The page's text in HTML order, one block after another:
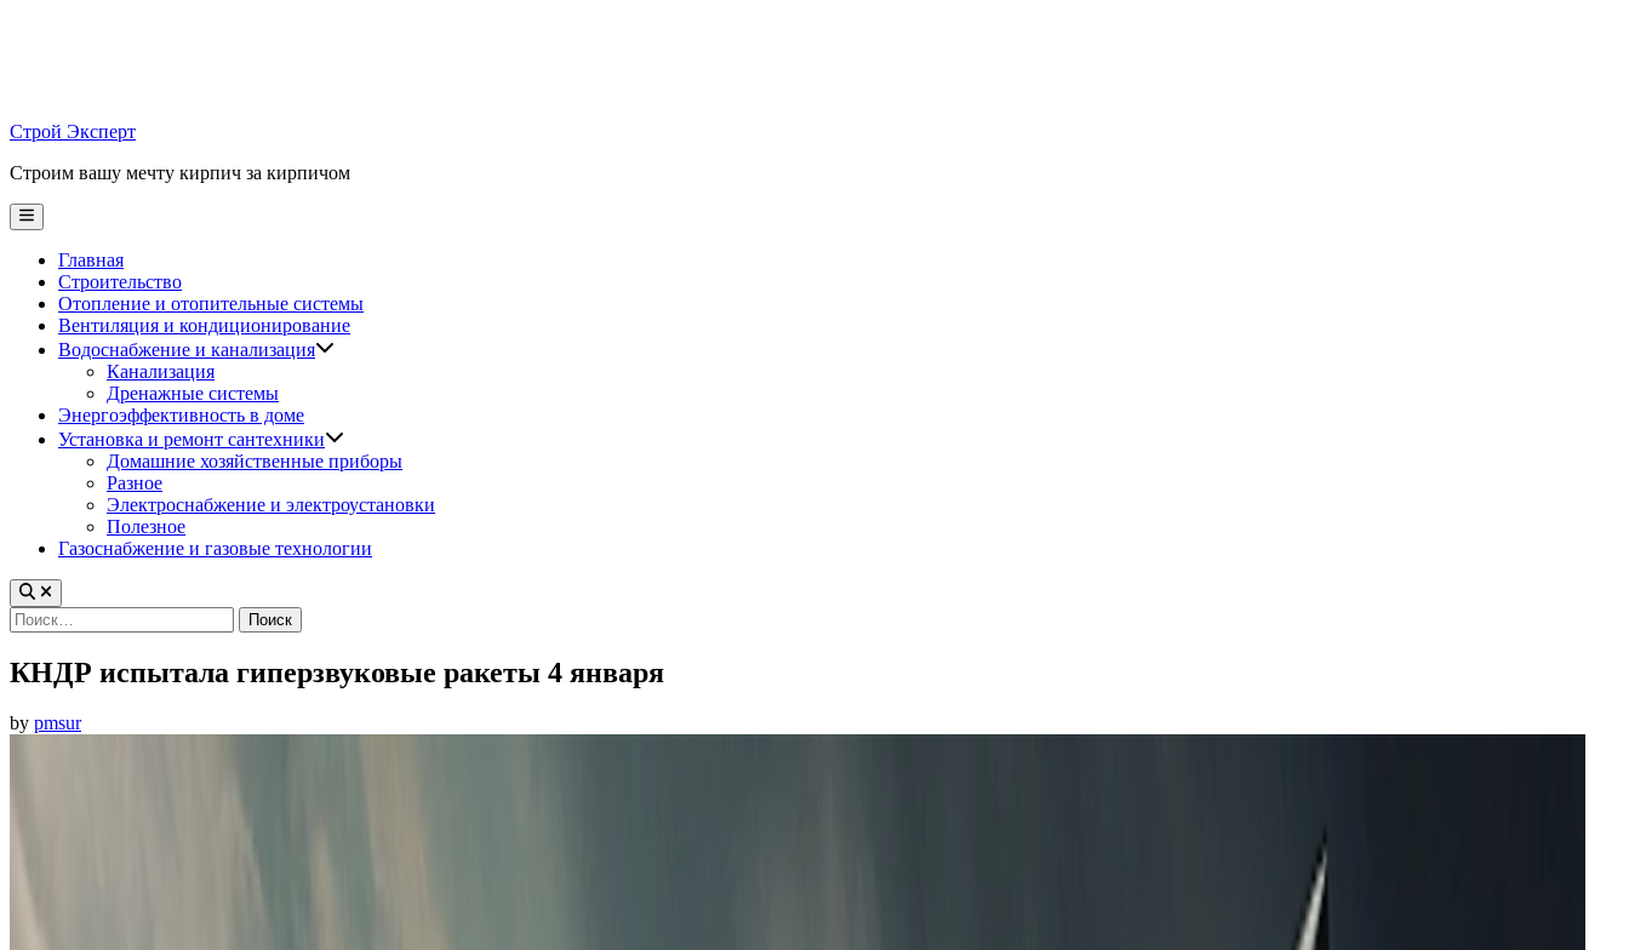
Строй Эксперт
Строим вашу мечту кирпич за кирпичом
Main
Menu
Главная
Строительство
Отопление и отопительные системы
Вентиляция и кондиционирование
Водоснабжение и канализация
Канализация
Дренажные системы
Энергоэффективность в доме
Установка и ремонт сантехники
Домашние хозяйственные приборы
Разное
Электроснабжение и электроустановки
Полезное
Газоснабжение и газовые технологии
Найти:
КНДР испытала гиперзвуковые ракеты 4 января
by pmsur